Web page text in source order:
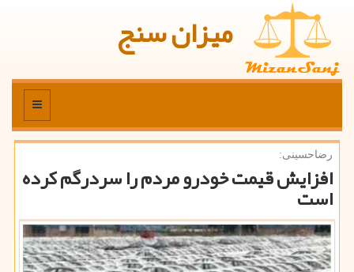
میزان سنج
منو
رضاحسینی:
افزایش قیمت خودرو مردم را سردرگم كرده
است